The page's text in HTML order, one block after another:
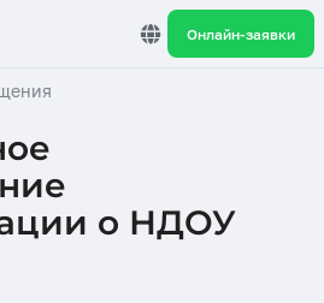
Онлайн-заявки
о НДОУ